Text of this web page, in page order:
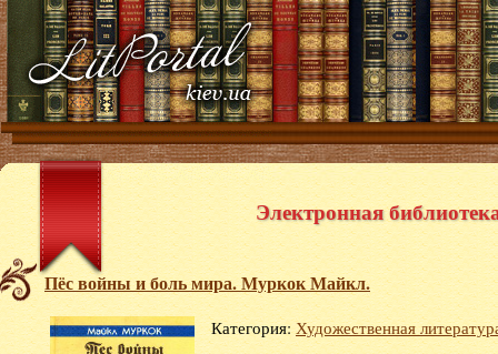
Электронная
Пёс войны и боль мира. Муркок Майкл.
Категория:Художественная